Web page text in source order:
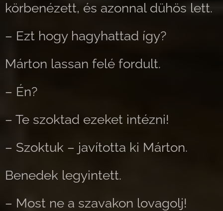
körbenézett, és azonnal dühös lett.
– Ezt hogy hagyhattad így?
Márton lassan felé fordult.
– Én?
– Te szoktad ezeket intézni!
– Szoktuk – javította ki Márton.
Benedek legyintett.
– Most ne a szavakon lovagolj!